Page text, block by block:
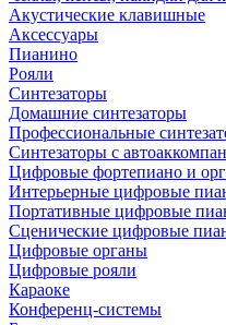
Акустические клавишные
Аксессуары
Пианино
Рояли
Синтезаторы
Домашние синтезаторы
Профессиональные
Синтезаторы с
Цифровые фортепиано и
Интерьерные цифровые
Портативные цифровые
Сценические цифровые
Цифровые органы
Цифровые рояли
Караоке
Конференц-системы